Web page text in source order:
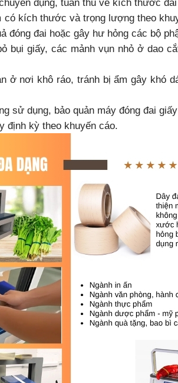
có kích thước và trọng lượng theo
đóng đai hoặc gây hư hỏng các bộ
bụi giấy, các mảnh vụn nhỏ ở dao
ở nơi khô ráo, tránh bị ẩm gây khó
sử dụng, bảo quản máy đóng đai
định kỳ theo khuyến cáo.